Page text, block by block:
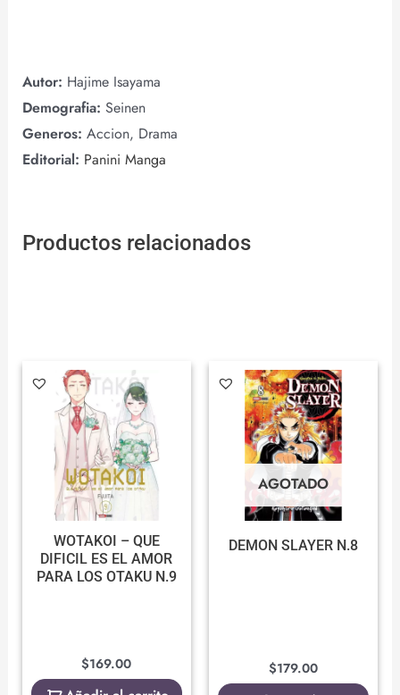
Autor: Hajime Isayama
Demografia: Seinen
Generos: Accion, Drama
Editorial: Panini Manga
Productos relacionados
WOTAKOI – QUE
DIFICIL ES EL AMOR
PARA LOS OTAKU N.9
$169.00
AGOTADO
DEMON SLAYER N.8
$179.00